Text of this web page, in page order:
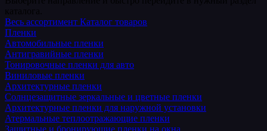
Весь ассортимент Каталог товаров
Пленки
Автомобильные пленки
Антигравийные пленки
Тонировочные пленки для авто
Виниловые пленки
Архитектурные пленки
Солнцезащитные зеркальные и цветные пленки
Архитектурные пленки для наружной установки
Атермальные теплоотражающие пленки
Защитные и бронирующие пленки на окна